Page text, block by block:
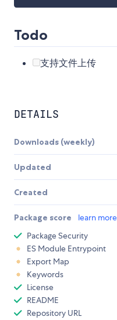
Todo
支持文件上传
DETAILS
Downloads (weekly)
Updated
Created
Package score learn more
Package Security
ES Module Entrypoint
Export Map
Keywords
License
README
Repository URL